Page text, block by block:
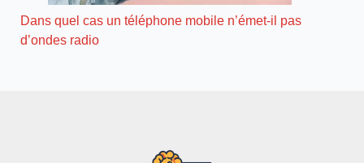
Dans quel cas un téléphone mobile n’émet-il pas
d’ondes radio